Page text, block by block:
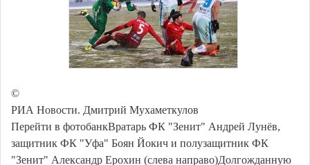
©
РИА Новости. Дмитрий Мухаметкулов
Перейти в фотобанкВратарь ФК "Зенит" Андрей Лунёв,
защитник ФК "Уфа" Боян Йокич и полузащитник ФК
"Зенит" Александр Ерохин (слева направо)Долгожданную